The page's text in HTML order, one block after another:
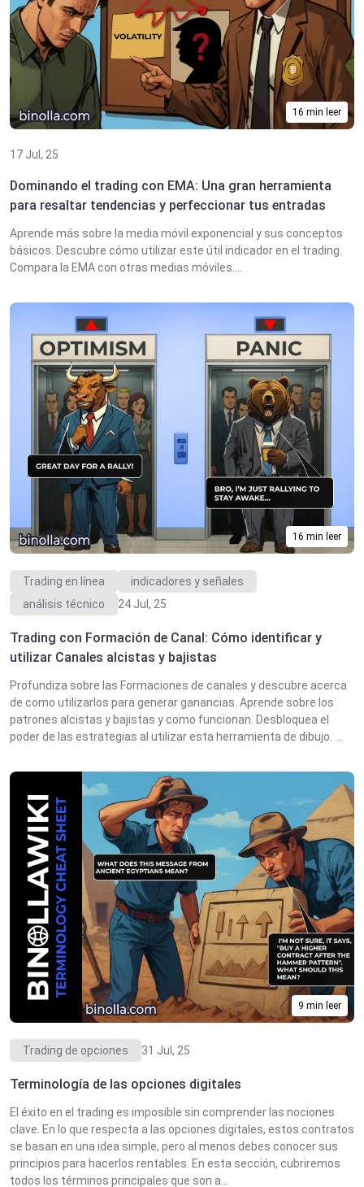
16 min leer
17 Jul, 25
Dominando el trading con EMA: Una gran herramienta
para resaltar tendencias y perfeccionar tus entradas
Aprende más sobre la media móvil exponencial y sus conceptos
básicos. Descubre cómo utilizar este útil indicador en el trading.
Compara la EMA con otras medias móviles....
16 min leer
Trading en línea
indicadores y señales
análisis técnico
24 Jul, 25
Trading con Formación de Canal: Cómo identificar y
utilizar Canales alcistas y bajistas
Profundiza sobre las Formaciones de canales y descubre acerca
de como utilizarlos para generar ganancias. Aprende sobre los
patrones alcistas y bajistas y como funcionan. Desbloquea el
poder de las estrategias al utilizar esta herramienta de dibujo. ...
9 min leer
Trading de opciones 31 Jul, 25
Terminología de las opciones digitales
El éxito en el trading es imposible sin comprender las nociones
clave. En lo que respecta a las opciones digitales, estos contratos
se basan en una idea simple, pero al menos debes conocer sus
principios para hacerlos rentables. En esta sección, cubriremos
todos los términos principales que son a...